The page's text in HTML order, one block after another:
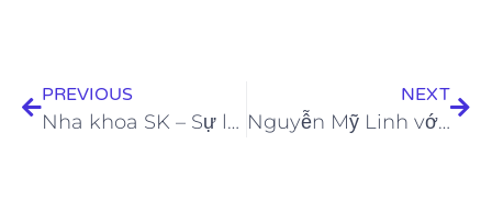
PREVIOUS
Nha khoa SK – Sự lựa chọn hoàn hảo cho thẩm mỹ răng sứ
NEXT
Nguyễn Mỹ Linh với “kỹ thuật Ink 2 Pink” độc đáo tại Festival PMU Universe Awards 2023